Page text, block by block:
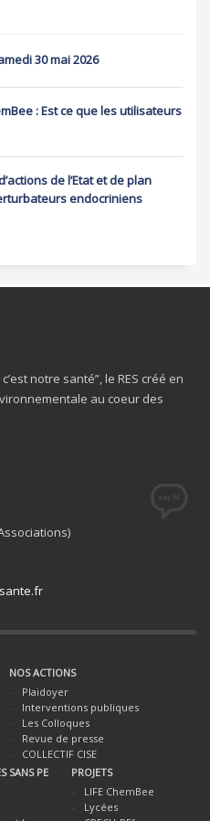
30 mai 2026
: Est ce que les utilisateurs
de l’Etat et de plan
endocriniens
notre santé”, le RES créé en
au coeur des
NOS ACTIONS
Plaidoyer
Interventions publiques
Les Colloques
Revue de presse
COLLECTIF CISE
SANS PE
PROJETS
LIFE ChemBee
Lycées